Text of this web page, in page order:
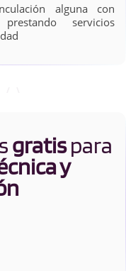
alguna con
servicios
gratispara
y